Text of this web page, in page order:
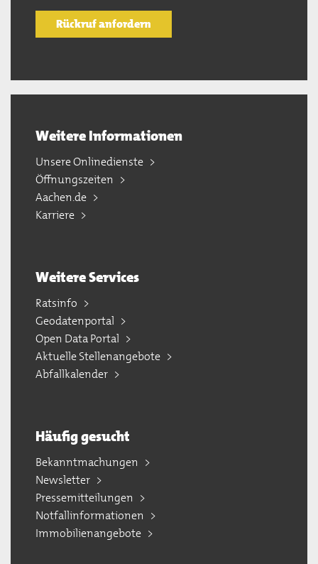
Rückruf anfordern
Weitere Informationen
Unsere Onlinedienste
Öffnungszeiten
Aachen.de
Karriere
Weitere Services
Ratsinfo
Geodatenportal
Open Data Portal
Aktuelle Stellenangebote
Abfallkalender
Häufig gesucht
Bekanntmachungen
Newsletter
Pressemitteilungen
Notfallinformationen
Immobilienangebote